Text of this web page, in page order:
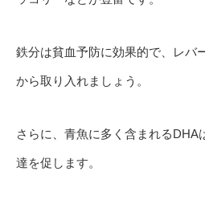
鉄分は貧血予防に効果的で、レバ
から取り入れましょう。
さらに、青魚に多く含まれるDHA
達を促します。